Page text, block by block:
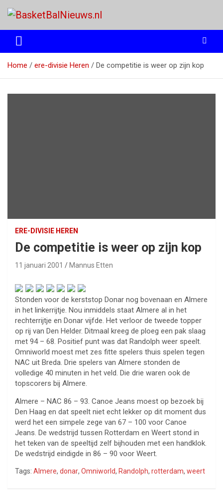
naar
inhoud
BasketBalNieuws.nl
Etten
Home ere-divisie Heren De competitie is weer op zijn kop
ERE-DIVISIE HEREN
De competitie is weer op zijn kop
11 januari 2001 Mannus Etten
Stonden voor de kerststop Donar nog bovenaan en Almere
in het linkerrijtje. Nou inmiddels staat Almere al in het
rechterrijtje en Donar vijfde. Het verloor de tweede topper
op rij van Den Helder. Ditmaal kreeg de ploeg een pak slaag
met 94 – 68. Positief punt was dat Randolph weer speelt.
Omniworld moest met zes fitte spelers thuis spelen tegen
NAC uit Breda. Drie spelers van Almere stonden de
volledige 40 minuten in het veld. Die drie waren ook de
topscorers bij Almere.
Almere – NAC 86 – 93. Canoe Jeans moest op bezoek bij
Den Haag en dat speelt niet echt lekker op dit moment dus
werd het een simpele zege van 67 – 100 voor Canoe
Jeans. De wedstrijd tussen Rotterdam en Weert stond in
het teken van de speeltijd zelf bijhouden met een handklok.
De wedstrijd eindigde in 86 – 90 voor Weert.
Tags: Almere, donar, Omniworld, Randolph, rotterdam, weert